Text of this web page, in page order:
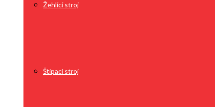
Žehlící stroj
Štípací stroj